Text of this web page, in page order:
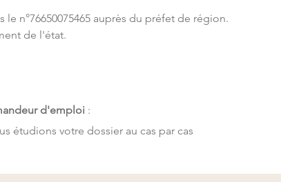
n°76650075465 auprès du préfet de région.
de l'état.
d'emploi :
étudions votre dossier au cas par cas